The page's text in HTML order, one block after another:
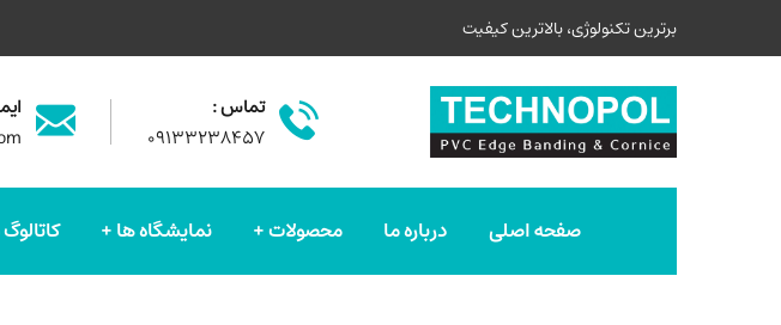
برترین تکنولوژی، بالاترین کیفیت
تماس :
۰۹۱۳۳۲۳۸۴۵۷
صفحه اصلی درباره ما محصولات نمایشگاه ها